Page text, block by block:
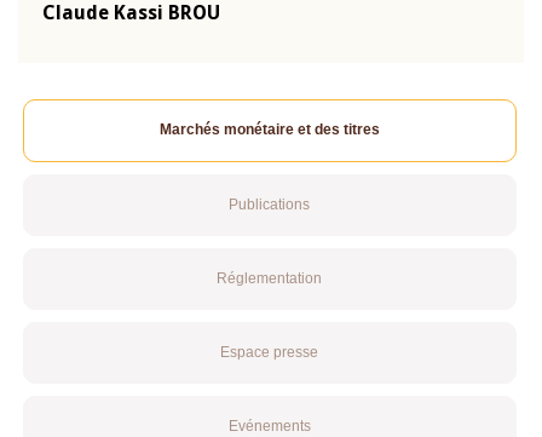
Claude Kassi BROU
Marchés monétaire et des titres
Publications
Réglementation
Espace presse
Evénements